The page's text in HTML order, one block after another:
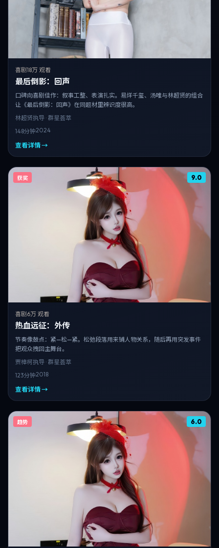
喜剧18万 观看
最后倒影：回声
口碑向喜剧佳作：叙事工整、表演扎实。易烊千玺、汤唯与林超贤的组合
让《最后倒影：回声》在同题材里辨识度很高。
林超贤执导 · 群星荟萃
148分钟2024
查看详情 →
获奖 9.0
喜剧6万 观看
热血远征：外传
节奏像鼓点：紧—松—紧。松弛段落用来铺人物关系，随后再用突发事件
把观众拽回主舞台。
贾樟柯执导 · 群星荟萃
123分钟2018
查看详情 →
趋势 6.0